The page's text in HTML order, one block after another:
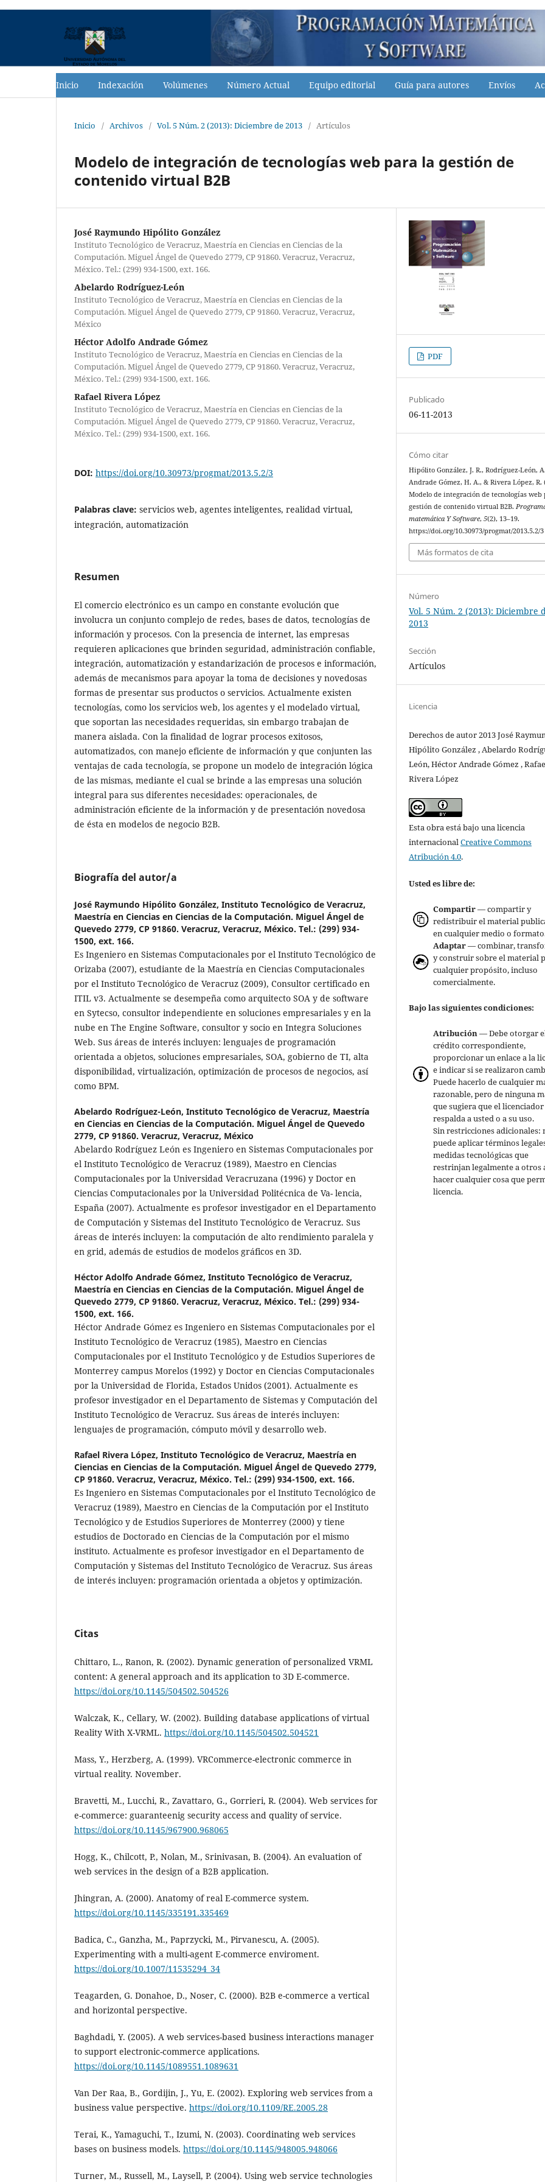
Inicio Indexación Volúmenes Número Actual Equipo editorial Guía para autores Envíos
Inicio / Archivos / Vol. 5 Núm. 2 (2013): Diciembre de 2013 / Artículos
Modelo de integración de tecnologías web para la gestión de
contenido virtual B2B
José Raymundo Hipólito González
Instituto Tecnológico de Veracruz, Maestría en Ciencias en Ciencias de la
Computación. Miguel Ángel de Quevedo 2779, CP 91860. Veracruz, Veracruz,
México. Tel.: (299) 934-1500, ext. 166.
Abelardo Rodríguez-León
Instituto Tecnológico de Veracruz, Maestría en Ciencias en Ciencias de la
Computación. Miguel Ángel de Quevedo 2779, CP 91860. Veracruz, Veracruz,
México
Héctor Adolfo Andrade Gómez
Instituto Tecnológico de Veracruz, Maestría en Ciencias en Ciencias de la
Computación. Miguel Ángel de Quevedo 2779, CP 91860. Veracruz, Veracruz,
México. Tel.: (299) 934-1500, ext. 166.
Rafael Rivera López
Instituto Tecnológico de Veracruz, Maestría en Ciencias en Ciencias de la
Computación. Miguel Ángel de Quevedo 2779, CP 91860. Veracruz, Veracruz,
México. Tel.: (299) 934-1500, ext. 166.
DOI: https://doi.org/10.30973/progmat/2013.5.2/3
Palabras clave: servicios web, agentes inteligentes, realidad virtual,
integración, automatización
Resumen
El comercio electrónico es un campo en constante evolución que
involucra un conjunto complejo de redes, bases de datos, tecnologías de
información y procesos. Con la presencia de internet, las empresas
requieren aplicaciones que brinden seguridad, administración confiable,
integración, automatización y estandarización de procesos e información,
además de mecanismos para apoyar la toma de decisiones y novedosas
formas de presentar sus productos o servicios. Actualmente existen
tecnologías, como los servicios web, los agentes y el modelado virtual,
que soportan las necesidades requeridas, sin embargo trabajan de
manera aislada. Con la finalidad de lograr procesos exitosos,
automatizados, con manejo eficiente de información y que conjunten las
ventajas de cada tecnología, se propone un modelo de integración lógica
de las mismas, mediante el cual se brinde a las empresas una solución
integral para sus diferentes necesidades: operacionales, de
administración eficiente de la información y de presentación novedosa
de ésta en modelos de negocio B2B.
Biografía del autor/a
José Raymundo Hipólito González, Instituto Tecnológico de Veracruz,
Maestría en Ciencias en Ciencias de la Computación. Miguel Ángel de
Quevedo 2779, CP 91860. Veracruz, Veracruz, México. Tel.: (299) 934-
1500, ext. 166.
Es Ingeniero en Sistemas Computacionales por el Instituto Tecnológico de
Orizaba (2007), estudiante de la Maestría en Ciencias Computacionales
por el Instituto Tecnológico de Veracruz (2009), Consultor certificado en
ITIL v3. Actualmente se desempeña como arquitecto SOA y de software
en Sytecso, consultor independiente en soluciones empresariales y en la
nube en The Engine Software, consultor y socio en Integra Soluciones
Web. Sus áreas de interés incluyen: lenguajes de programación
orientada a objetos, soluciones empresariales, SOA, gobierno de TI, alta
disponibilidad, virtualización, optimización de procesos de negocios, así
como BPM.
Abelardo Rodríguez-León, Instituto Tecnológico de Veracruz, Maestría
en Ciencias en Ciencias de la Computación. Miguel Ángel de Quevedo
2779, CP 91860. Veracruz, Veracruz, México
Abelardo Rodríguez León es Ingeniero en Sistemas Computacionales por
el Instituto Tecnológico de Veracruz (1989), Maestro en Ciencias
Computacionales por la Universidad Veracruzana (1996) y Doctor en
Ciencias Computacionales por la Universidad Politécnica de Va- lencia,
España (2007). Actualmente es profesor investigador en el Departamento
de Computación y Sistemas del Instituto Tecnológico de Veracruz. Sus
áreas de interés incluyen: la computación de alto rendimiento paralela y
en grid, además de estudios de modelos gráficos en 3D.
Héctor Adolfo Andrade Gómez, Instituto Tecnológico de Veracruz,
Maestría en Ciencias en Ciencias de la Computación. Miguel Ángel de
Quevedo 2779, CP 91860. Veracruz, Veracruz, México. Tel.: (299) 934-
1500, ext. 166.
Héctor Andrade Gómez es Ingeniero en Sistemas Computacionales por el
Instituto Tecnológico de Veracruz (1985), Maestro en Ciencias
Computacionales por el Instituto Tecnológico y de Estudios Superiores de
Monterrey campus Morelos (1992) y Doctor en Ciencias Computacionales
por la Universidad de Florida, Estados Unidos (2001). Actualmente es
profesor investigador en el Departamento de Sistemas y Computación del
Instituto Tecnológico de Veracruz. Sus áreas de interés incluyen:
lenguajes de programación, cómputo móvil y desarrollo web.
Rafael Rivera López, Instituto Tecnológico de Veracruz, Maestría en
Ciencias en Ciencias de la Computación. Miguel Ángel de Quevedo 2779,
CP 91860. Veracruz, Veracruz, México. Tel.: (299) 934-1500, ext. 166.
Es Ingeniero en Sistemas Computacionales por el Instituto Tecnológico de
Veracruz (1989), Maestro en Ciencias de la Computación por el Instituto
Tecnológico y de Estudios Superiores de Monterrey (2000) y tiene
estudios de Doctorado en Ciencias de la Computación por el mismo
instituto. Actualmente es profesor investigador en el Departamento de
Computación y Sistemas del Instituto Tecnológico de Veracruz. Sus áreas
de interés incluyen: programación orientada a objetos y optimización.
Citas
Chittaro, L., Ranon, R. (2002). Dynamic generation of personalized VRML
content: A general approach and its application to 3D E-commerce.
https://doi.org/10.1145/504502.504526
Walczak, K., Cellary, W. (2002). Building database applications of virtual
Reality With X-VRML. https://doi.org/10.1145/504502.504521
Mass, Y., Herzberg, A. (1999). VRCommerce-electronic commerce in
virtual reality. November.
Bravetti, M., Lucchi, R., Zavattaro, G., Gorrieri, R. (2004). Web services for
e-commerce: guaranteenig security access and quality of service.
https://doi.org/10.1145/967900.968065
Hogg, K., Chilcott, P., Nolan, M., Srinivasan, B. (2004). An evaluation of
web services in the design of a B2B application.
Jhingran, A. (2000). Anatomy of real E-commerce system.
https://doi.org/10.1145/335191.335469
Badica, C., Ganzha, M., Paprzycki, M., Pirvanescu, A. (2005).
Experimenting with a multi-agent E-commerce enviroment.
https://doi.org/10.1007/11535294_34
Teagarden, G. Donahoe, D., Noser, C. (2000). B2B e-commerce a vertical
and horizontal perspective.
Baghdadi, Y. (2005). A web services-based business interactions manager
to support electronic-commerce applications.
https://doi.org/10.1145/1089551.1089631
Van Der Raa, B., Gordijin, J., Yu, E. (2002). Exploring web services from a
business value perspective. https://doi.org/10.1109/RE.2005.28
Terai, K., Yamaguchi, T., Izumi, N. (2003). Coordinating web services
bases on business models. https://doi.org/10.1145/948005.948066
Turner, M., Russell, M., Laysell, P. (2004). Using web service technologies
PDF
Publicado
06-11-2013
Cómo citar
Hipólito González, J. R., Rodríguez-León,
Andrade Gómez, H. A., & Rivera López, R.
Modelo de integración de tecnologías web
gestión de contenido virtual B2B.
matemática Y Software,5(2), 13–19.
https://doi.org/10.30973/progmat/2013.5.2/3
Más formatos de cita
Número
Vol. 5 Núm. 2 (2013): Diciembre
2013
Sección
Artículos
Licencia
Derechos de autor 2013 José
Hipólito González , Abelardo
León, Héctor Andrade Gómez ,
Rivera López
Esta obra está bajo una licencia
internacionalCreative Commons
Atribución 4.0.
Usted es libre de:
Compartir— compartir y
redistribuir el material
en cualquier medio o
Adaptar— combinar,
y construir sobre el material
cualquier propósito, incluso
comercialmente.
Bajo las siguientes condiciones:
Atribución— Debe otorgar
crédito correspondiente,
proporcionar un enlace a la
e indicar si se realizaron
Puede hacerlo de cualquier
razonable, pero de ninguna
que sugiera que el
respalda a usted o a su uso.
Sin restricciones adicionales:
puede aplicar términos
medidas tecnológicas que
restrinjan legalmente a otros
hacer cualquier cosa que
licencia.